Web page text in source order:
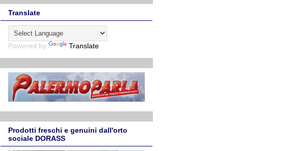
Translate
Powered by Translate
Prodotti freschi e genuini dall'orto
sociale DORASS